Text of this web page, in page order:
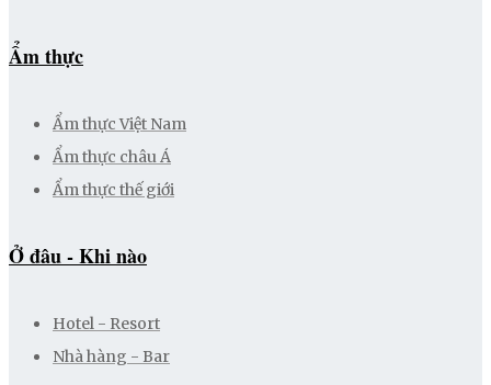
Ẩm thực
Ẩm thực Việt Nam
Ẩm thực châu Á
Ẩm thực thế giới
Ở đâu - Khi nào
Hotel - Resort
Nhà hàng - Bar